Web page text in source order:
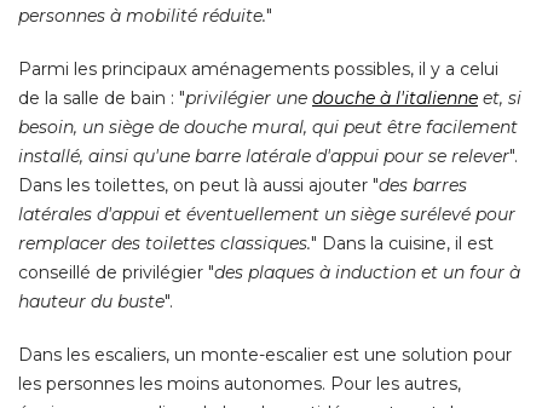
personnes à mobilité réduite."
Parmi les principaux aménagements possibles, il y a celui
de la salle de bain : "privilégier une douche à l'italienne et, si
besoin, un siège de douche mural, qui peut être facilement
installé, ainsi qu'une barre latérale d'appui pour se relever".
Dans les toilettes, on peut là aussi ajouter "des barres
latérales d'appui et éventuellement un siège surélevé pour
remplacer des toilettes classiques." Dans la cuisine, il est
conseillé de privilégier "des plaques à induction et un four à
hauteur du buste".
Dans les escaliers, un monte-escalier est une solution pour
les personnes les moins autonomes. Pour les autres,